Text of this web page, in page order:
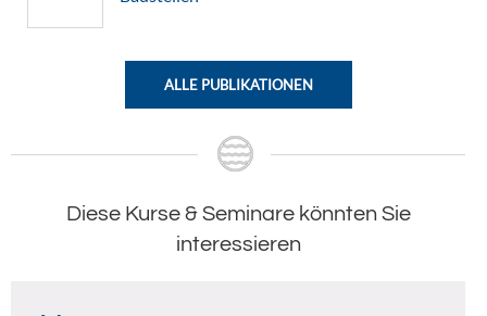
ALLE PUBLIKATIONEN
Diese Kurse & Seminare könnten Sie
interessieren